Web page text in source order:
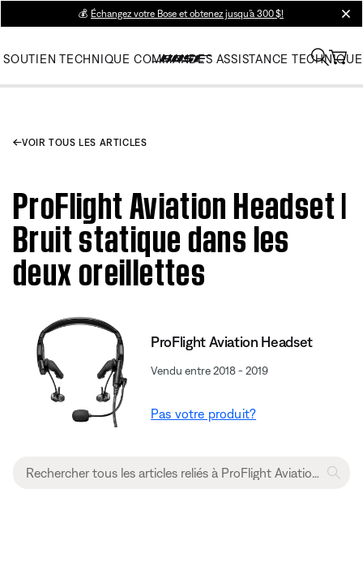
💰 Échangez votre Bose et obtenez jusqu’à 300 $!
SOUTIEN TECHNIQUE COMMANDES ASSISTANCE TECHNIQUE
VOIR TOUS LES ARTICLES
ProFlight Aviation Headset |
Bruit statique dans les
deux oreillettes
ProFlight Aviation Headset
Vendu entre 2018 - 2019
Pas votre produit?